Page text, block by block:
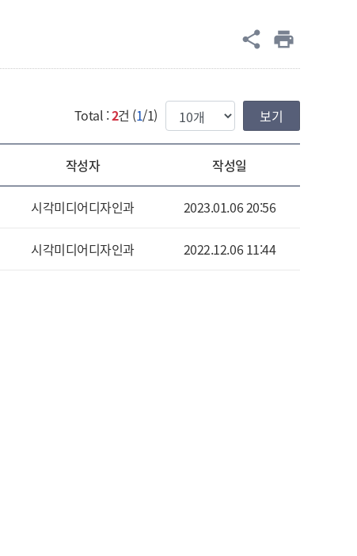
공유
share print
Total :2건 (1/1) 한번에 보여질 게시물 갯수
작성자 작성일
시각미디어디자인과 2023.01.06 20:56
시각미디어디자인과 2022.12.06 11:44